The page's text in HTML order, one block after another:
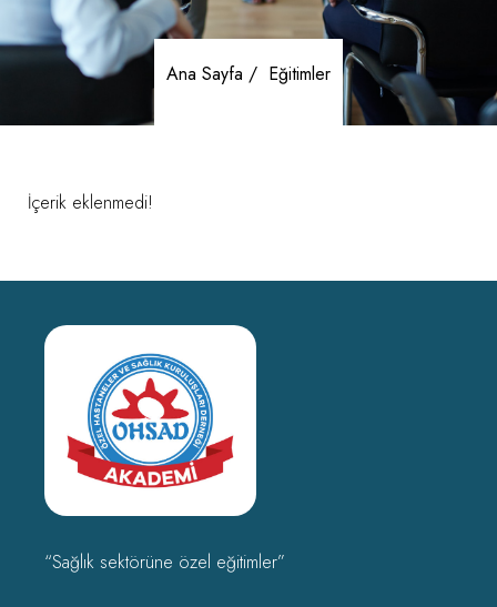
Ana Sayfa / Eğitimler
İçerik eklenmedi!
“Sağlık sektörüne özel eğitimler”